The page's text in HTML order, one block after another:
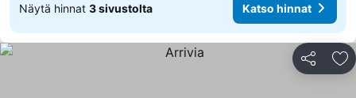
Näytä hinnat 3 sivustolta Katso hinnat
Jaa